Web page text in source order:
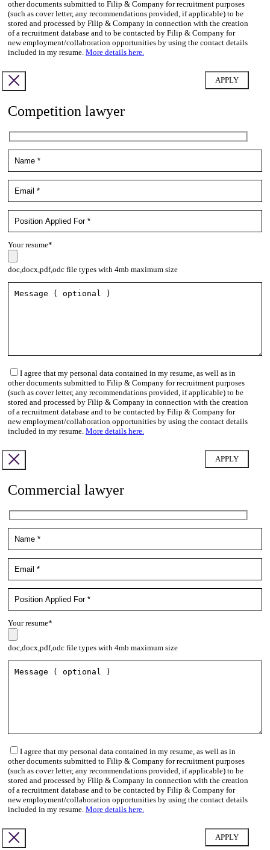
other documents submitted to Filip & Company for recruitment purposes
(such as cover letter, any recommendations provided, if applicable) to be
stored and processed by Filip & Company in connection with the creation
of a recruitment database and to be contacted by Filip & Company for
new employment/collaboration opportunities by using the contact details
included in my resume. More details here.
Competition lawyer
Your resume*
doc,docx,pdf,odc file types with 4mb maximum size
I agree that my personal data contained in my resume, as well as in
other documents submitted to Filip & Company for recruitment purposes
(such as cover letter, any recommendations provided, if applicable) to be
stored and processed by Filip & Company in connection with the creation
of a recruitment database and to be contacted by Filip & Company for
new employment/collaboration opportunities by using the contact details
included in my resume. More details here.
Commercial lawyer
Your resume*
doc,docx,pdf,odc file types with 4mb maximum size
I agree that my personal data contained in my resume, as well as in
other documents submitted to Filip & Company for recruitment purposes
(such as cover letter, any recommendations provided, if applicable) to be
stored and processed by Filip & Company in connection with the creation
of a recruitment database and to be contacted by Filip & Company for
new employment/collaboration opportunities by using the contact details
included in my resume. More details here.